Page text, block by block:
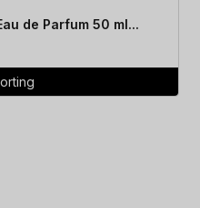
de Parfum 50 ml...